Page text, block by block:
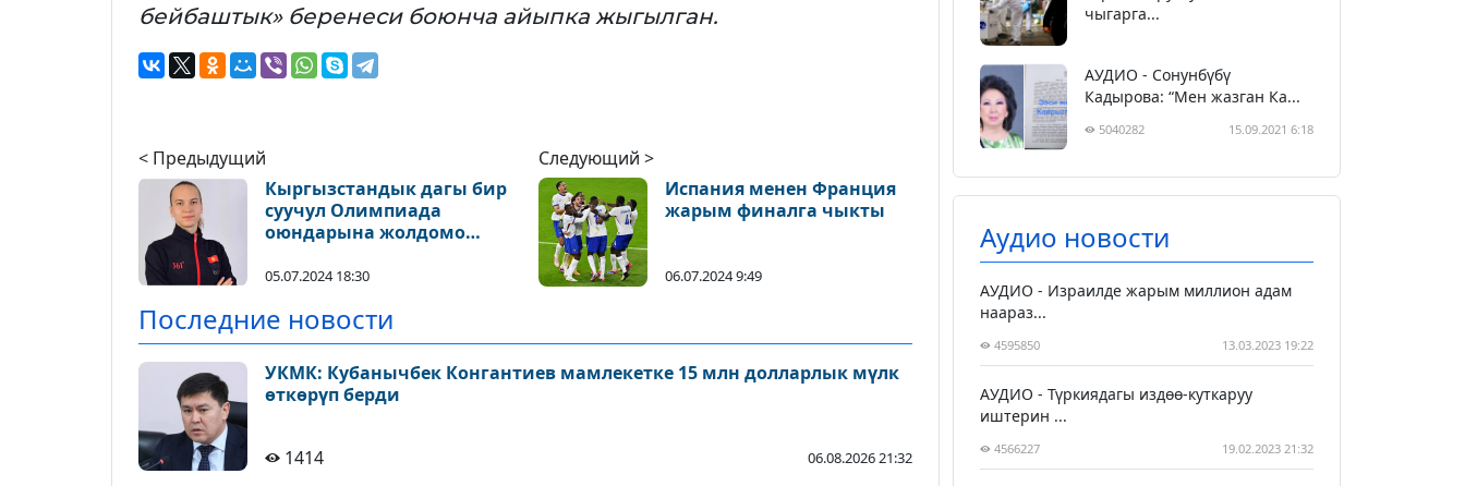
бейбаштык» беренеси боюнча айыпка жыгылган.
< Предыдущий
Кыргызстандык дагы бир
суучул Олимпиада
оюндарына жолдомо
05.07.2024 18:30
Следующий >
Испания менен Франция
жарым финалга чыкты
06.07.2024 9:49
Последние новости
УКМК: Кубанычбек Конгантиев мамлекетке 15 млн долларлык мүлк
өткөрүп берди
1414 06.08.2026 21:32
чыгарга...
АУДИО - Сонунбүбү
Кадырова: “Мен жазган Ка...
5040282 15.09.2021 6:18
Аудио новости
АУДИО - Израилде жарым миллион адам
наараз...
4595850 13.03.2023 19:22
АУДИО - Түркиядагы издөө-куткаруу
иштерин ...
4566227 19.02.2023 21:32